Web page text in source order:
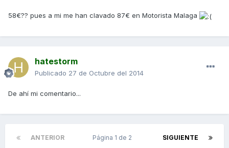
58€?? pues a mi me han clavado 87€ en Motorista Malaga
hatestorm
Publicado 27 de Octubre del 2014
De ahí mi comentario...
ANTERIOR SIGUIENTE
Página 1 de 2